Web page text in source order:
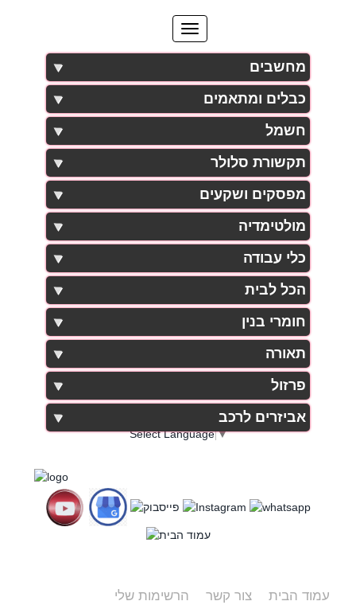
מחשבים
כבלים ומתאמים
חשמל
תקשורת סלולר
מפסקים ושקעים
מולטימדיה
כלי עבודה
הכל לבית
חומרי בנין
תאורה
פרזול
אביזרים לרכב
Select Language▼
הרשימות שלי עמוד הבית צור קשר